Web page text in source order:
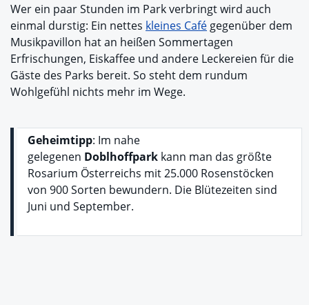
Wer ein paar Stunden im Park verbringt wird auch
einmal durstig: Ein nettes kleines Café gegenüber dem
Musikpavillon hat an heißen Sommertagen
Erfrischungen, Eiskaffee und andere Leckereien für die
Gäste des Parks bereit. So steht dem rundum
Wohlgefühl nichts mehr im Wege.
Geheimtipp: Im nahe
gelegenen Doblhoffpark kann man das größte
Rosarium Österreichs mit 25.000 Rosenstöcken
von 900 Sorten bewundern. Die Blütezeiten sind
Juni und September.